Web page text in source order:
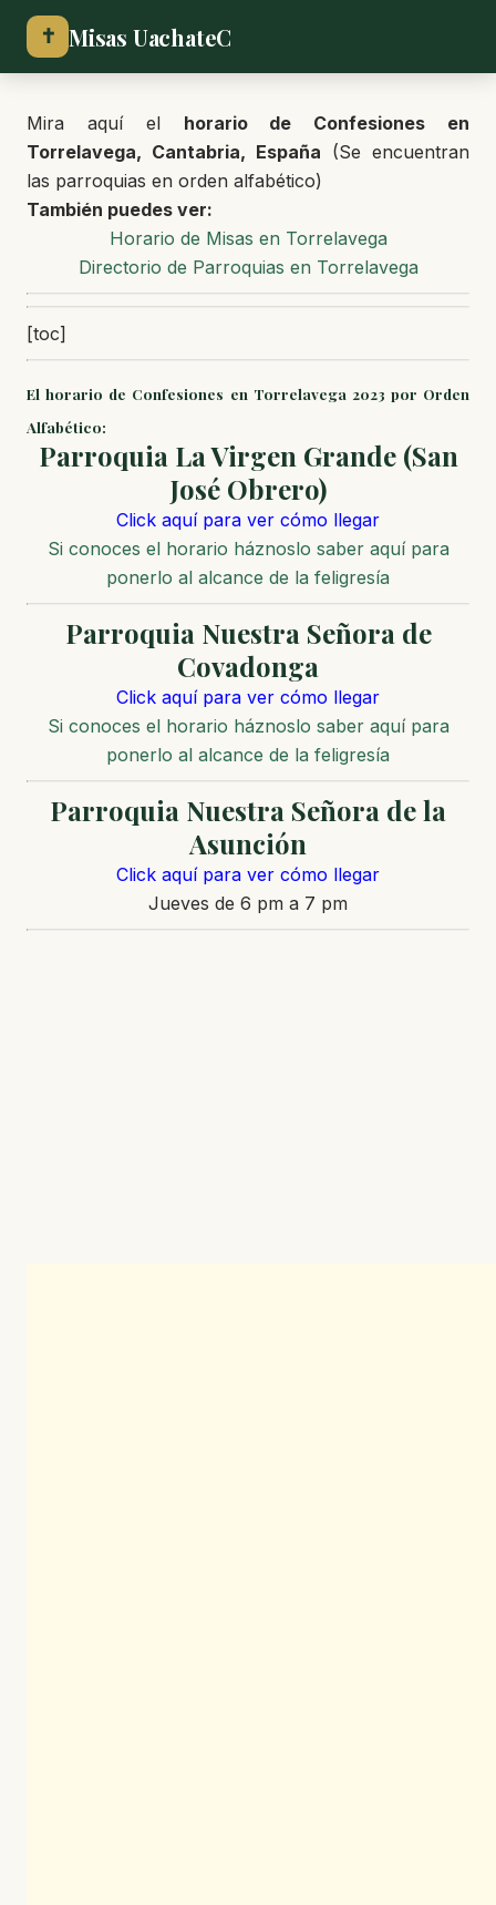
✝ Misas UachateC
Mira aquí el horario de Confesiones en
Torrelavega, Cantabria, España (Se encuentran
las parroquias en orden alfabético)
También puedes ver:
Horario de Misas en Torrelavega
Directorio de Parroquias en Torrelavega
[toc]
El horario de Confesiones en Torrelavega 2023 por Orden
Alfabético:
Parroquia La Virgen Grande (San
José Obrero)
Click aquí para ver cómo llegar
Si conoces el horario háznoslo saber aquí para
ponerlo al alcance de la feligresía
Parroquia Nuestra Señora de
Covadonga
Click aquí para ver cómo llegar
Si conoces el horario háznoslo saber aquí para
ponerlo al alcance de la feligresía
Parroquia Nuestra Señora de la
Asunción
Click aquí para ver cómo llegar
Jueves de 6 pm a 7 pm